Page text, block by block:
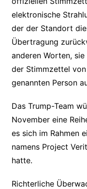
elektronische
der der Standort
Übertragung
anderen Worten,
der Stimmzettel
genannten Person
Das Trump-Team
November eine
es sich im Rahmen
namens Project
hatte.
Richterliche